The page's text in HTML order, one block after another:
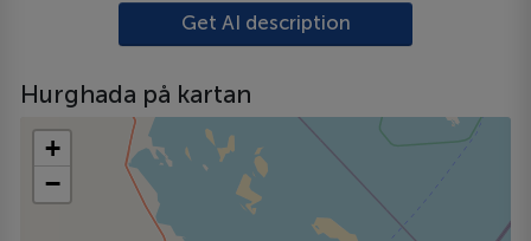
Get AI description
Hurghada på kartan
+
−